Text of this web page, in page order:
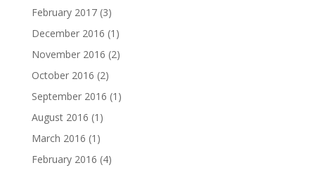
February 2017(3)
December 2016 (1)
November 2016 (2)
October 2016 (2)
September 2016 (1)
August 2016 (1)
March 2016 (1)
February 2016 (4)